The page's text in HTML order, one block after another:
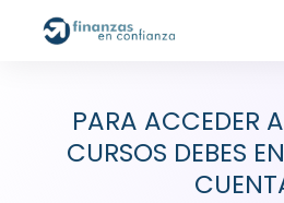
PARA ACCEDER
CURSOS DEBES